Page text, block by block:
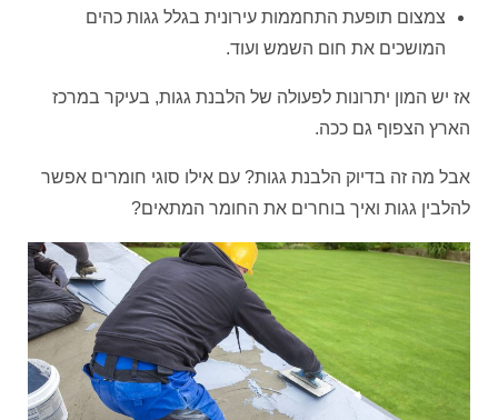
צמצום תופעת התחממות עירונית בגלל גגות כהים
המושכים את חום השמש ועוד.
אז יש המון יתרונות לפעולה של הלבנת גגות, בעיקר במרכז
הארץ הצפוף גם ככה.
אבל מה זה בדיוק הלבנת גגות? עם אילו סוגי חומרים אפשר
להלבין גגות ואיך בוחרים את החומר המתאים?